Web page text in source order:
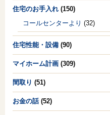
住宅のお手入れ (150)
コールセンターより (32)
住宅性能・設備 (90)
マイホーム計画 (309)
間取り (51)
お金の話(52)